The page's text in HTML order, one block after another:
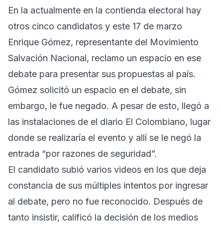
En la actualmente en la contienda electoral hay
otros cinco candidatos y este 17 de marzo
Enrique Gómez, representante del Movimiento
Salvación Nacional, reclamo un espacio en ese
debate para presentar sus propuestas al país.
Gómez solicitó un espacio en el debate, sin
embargo, le fue negado. A pesar de esto, llegó a
las instalaciones de el diario El Colombiano, lugar
donde se realizaría el evento y allí se le negó la
entrada “por razones de seguridad”.
El candidato subió varios videos en los que deja
constancia de sus múltiples intentos por ingresar
al debate, pero no fue reconocido. Después de
tanto insistir, calificó la decisión de los medios